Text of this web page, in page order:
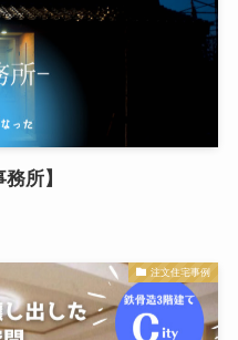
所】
注文住宅事例